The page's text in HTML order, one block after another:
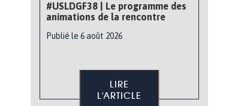
#USLDGF38 | Le programme des
animations de la rencontre
Publié le 6 août 2026
LIRE
L'ARTICLE